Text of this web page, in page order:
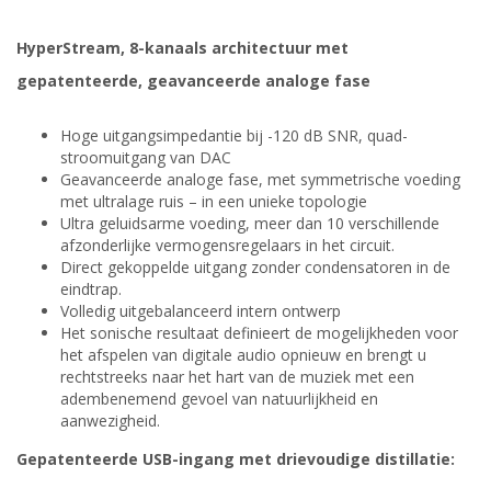
HyperStream, 8-kanaals architectuur met
gepatenteerde, geavanceerde analoge fase
Hoge uitgangsimpedantie bij -120 dB SNR, quad-
stroomuitgang van DAC
Geavanceerde analoge fase, met symmetrische voeding
met ultralage ruis – in een unieke topologie
Ultra geluidsarme voeding, meer dan 10 verschillende
afzonderlijke vermogensregelaars in het circuit.
Direct gekoppelde uitgang zonder condensatoren in de
eindtrap.
Volledig uitgebalanceerd intern ontwerp
Het sonische resultaat definieert de mogelijkheden voor
het afspelen van digitale audio opnieuw en brengt u
rechtstreeks naar het hart van de muziek met een
adembenemend gevoel van natuurlijkheid en
aanwezigheid.
Gepatenteerde USB-ingang met drievoudige distillatie: